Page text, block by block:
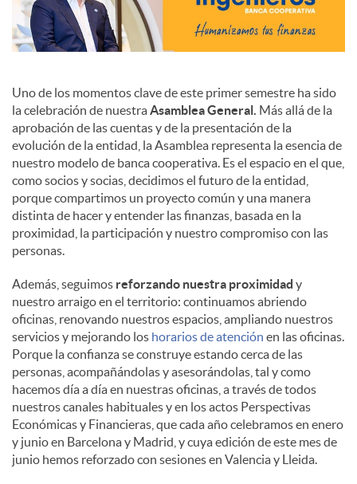
Uno de los momentos clave de este primer semestre ha sido
la celebración de nuestra Asamblea General. Más allá de la
aprobación de las cuentas y de la presentación de la
evolución de la entidad, la Asamblea representa la esencia de
nuestro modelo de banca cooperativa. Es el espacio en el que,
como socios y socias, decidimos el futuro de la entidad,
porque compartimos un proyecto común y una manera
distinta de hacer y entender las finanzas, basada en la
proximidad, la participación y nuestro compromiso con las
personas.
Además, seguimos reforzando nuestra proximidad y
nuestro arraigo en el territorio: continuamos abriendo
oficinas, renovando nuestros espacios, ampliando nuestros
servicios y mejorando los horarios de atención en las oficinas.
Porque la confianza se construye estando cerca de las
personas, acompañándolas y asesorándolas, tal y como
hacemos día a día en nuestras oficinas, a través de todos
nuestros canales habituales y en los actos Perspectivas
Económicas y Financieras, que cada año celebramos en enero
y junio en Barcelona y Madrid, y cuya edición de este mes de
junio hemos reforzado con sesiones en Valencia y Lleida.